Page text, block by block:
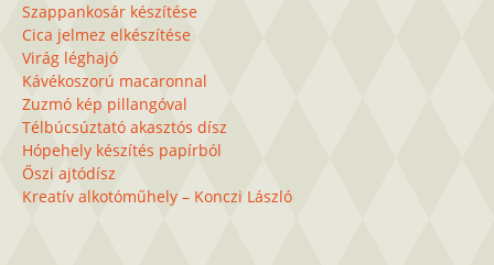
Szappankosár készítése
Cica jelmez elkészítése
Virág léghajó
Kávékoszorú macaronnal
Zuzmó kép pillangóval
Télbúcsúztató akasztós dísz
Hópehely készítés papírból
Őszi ajtódísz
Kreatív alkotóműhely – Konczi László